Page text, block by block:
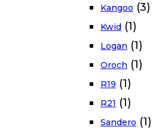
Kangoo (3)
Kwid (1)
Logan (1)
Oroch (1)
R19 (1)
R21 (1)
Sandero (1)